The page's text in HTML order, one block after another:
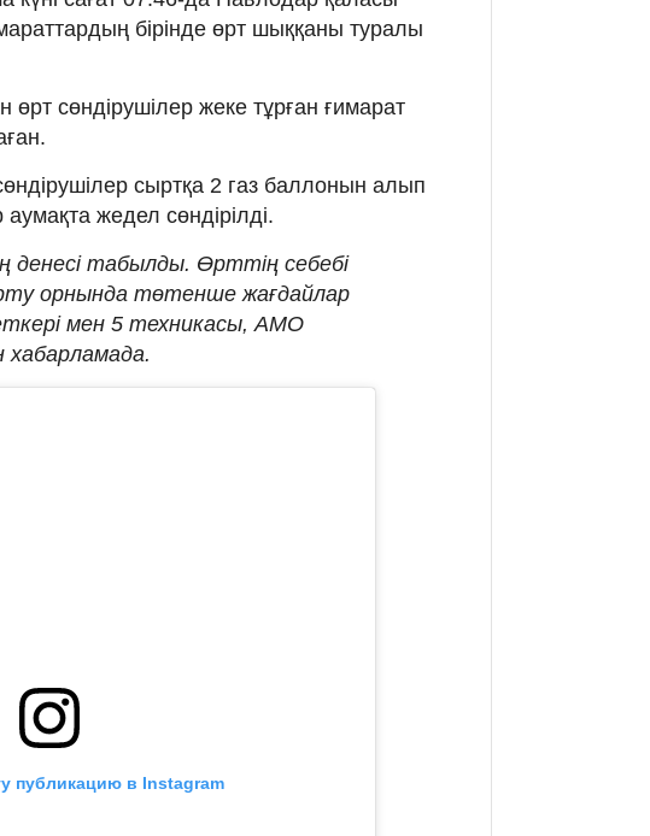
бірінде өрт шыққаны туралы
сөндірушілер жеке тұрған ғимарат
сыртқа 2 газ баллонын алып
жедел сөндірілді.
денесі табылды. Өрттің себебі
орнында төтенше жағдайлар
мен 5 техникасы, АМО
хабарламада.
публикацию в Instagram